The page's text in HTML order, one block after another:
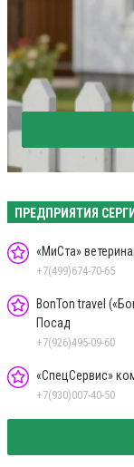
ПРЕДПРИЯТИЯ
«МиСта»
+7(499)674-70-65
BonTon travel
Посад
+7(926)495-09-60
«СпецСервис»
+7(930)007-40-50